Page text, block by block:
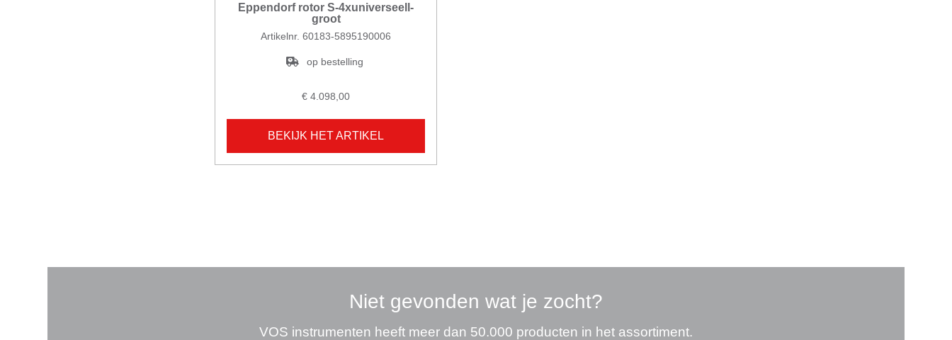
Eppendorf rotor S-4xuniverseell-
groot
Artikelnr. 60183-5895190006
op bestelling
€ 4.098,00
BEKIJK HET ARTIKEL
Niet gevonden wat je zocht?
VOS instrumenten heeft meer dan 50.000 producten in het assortiment.